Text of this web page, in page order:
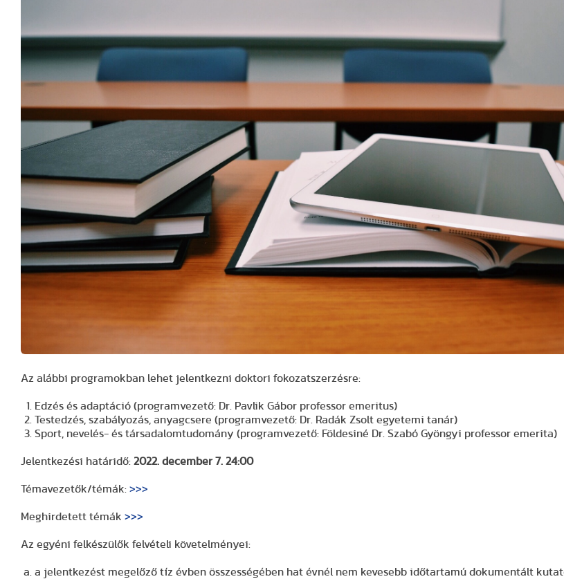
Az alábbi programokban lehet jelentkezni doktori fokozatszerzésre:
Edzés és adaptáció (programvezető: Dr. Pavlik Gábor professor emeritus)
Testedzés, szabályozás, anyagcsere (programvezető: Dr. Radák Zsolt egyetemi tanár)
Sport, nevelés- és társadalomtudomány (programvezető: Földesiné Dr. Szabó Gyöngyi professor emerita)
Jelentkezési határidő: 2022. december 7. 24:00
Témavezetők/témák: >>>
Meghirdetett témák >>>
Az egyéni felkészülők felvételi követelményei:
a jelentkezést megelőző tíz évben összességében hat évnél nem kevesebb időtartamú dokumentált